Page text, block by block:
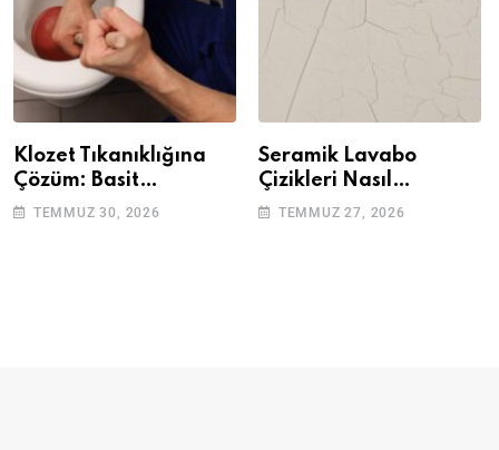
Klozet Tıkanıklığına
Çözüm: Basit
Adımlarla Klozetinizi
TEMMUZ 30, 2026
Seramik Lavabo
Çizikleri Nasıl
Giderilir? Adım Adım
TEMMUZ 27, 2026